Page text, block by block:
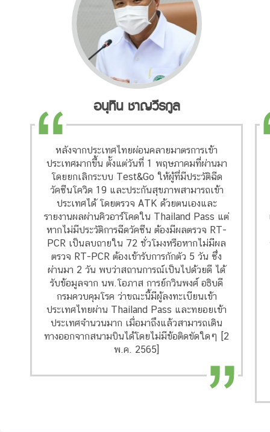
อนุทิน ชาญวีรกูล
หลังจากประเทศไทยผ่อนคลายมาตรการเข้า
ประเทศมากขึ้น ตั้งแต่วันที่ 1 พฤษภาคมที่ผ่านมา
โดยยกเลิกระบบ Test&Go ให้ผู้ที่มีประวัติฉีด
วัคซีนโควิด 19 และประกันสุขภาพสามารถเข้า
ประเทศได้ โดยตรวจ ATK ด้วยตนเองและ
รายงานผลผ่านคิวอาร์โคดใน Thailand Pass แต่
หากไม่มีประวัติการฉีดวัคซีน ต้องมีผลตรวจ RT-
PCR เป็นลบถายใน 72 ชั่วโมงหรือหากไม่มีผล
ตรวจ RT-PCR ต้องเข้ารับการกักตัว 5 วัน ซึ่ง
ผ่านมา 2 วัน พบว่าสถานการณ์เป็นไปด้วยดี ได้
รับข้อมูลจาก นพ.โอภาส การย์กวินพงศ์ อธิบดี
กรมควบคุมโรค ว่าขณะนี้มีผู้ลงทะเบียนเข้า
ประเทศไทยผ่าน Thailand Pass และทยอยเข้า
ประเทศจำนวนมาก เมื่อมาถึงแล้วสามารถเดิน
ทางออกจากสนามบินได้โดยไม่มีข้อติดขัดใดๆ [2
พ.ค. 2565]